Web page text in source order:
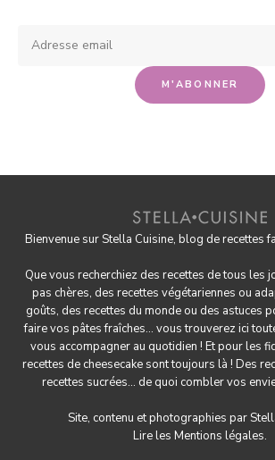
Bienvenue sur Stella Cuisine, blog de recettes
Que vous recherchiez des recettes de tous les
pas chères, des recettes végétariennes ou
goûts, des recettes du monde ou des astuces
fairevos pâtes fraîches... vous trouverez ici
vous accompagner au quotidien ! Et pour les
recettes de cheesecake sont toujours là ! Des
recettes sucrées... de quoi combler vos
Site, contenu et photographies par
Lire les Mentions légales.